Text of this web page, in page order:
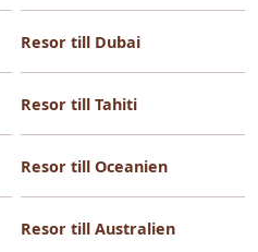
Resor till Dubai
Resor till Tahiti
Resor till Oceanien
Resor till Australien